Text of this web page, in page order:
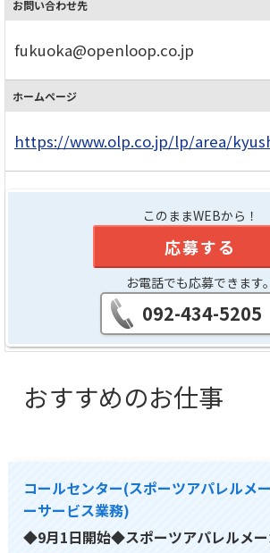
お問い合わせ先
fukuoka@openloop.co.jp
ホームページ
https://www.olp.co.jp/lp/area/
このままWEBから！
応募する
お電話でも応募できます。
092-434-5205
おすすめのお仕事
コールセンター(スポーツアパレルメ
ーサービス業務)
◆9月1日開始◆スポーツアパレルメ